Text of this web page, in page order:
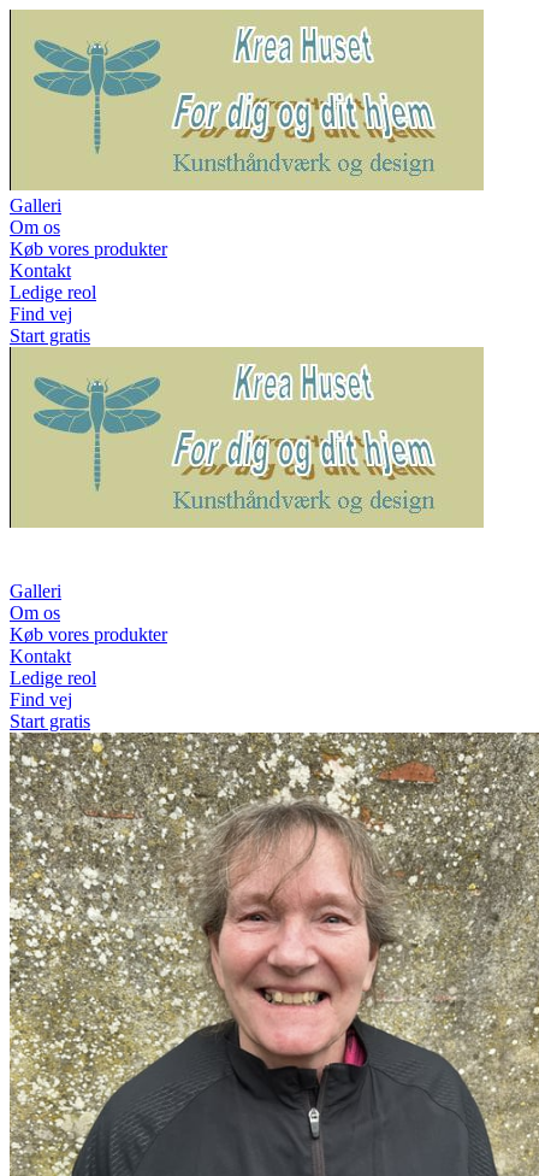
Galleri
Om os
Køb vores produkter
Kontakt
Ledige reol
Find vej
Start gratis
Galleri
Om os
Køb vores produkter
Kontakt
Ledige reol
Find vej
Start gratis